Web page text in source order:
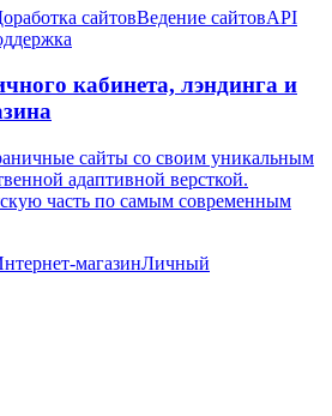
сайтовВедение сайтовAPI
кабинета, лэндинга и
сайты со своим уникальным
адаптивной версткой.
часть по самым современным
магазинЛичный